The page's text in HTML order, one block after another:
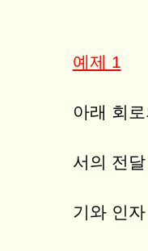
예제 1
아래 회
서의 전
기와 인